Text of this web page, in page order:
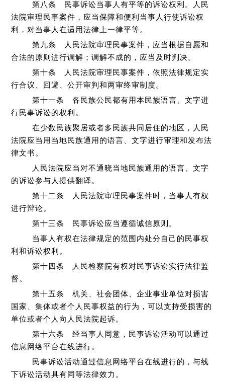
第八条 民事诉讼当事人有平等的诉讼权利。人民
法院审理民事案件，应当保障和便利当事人行使诉讼权
利，对当事人在适用法律上一律平等。
第九条 人民法院审理民事案件，应当根据自愿和
合法的原则进行调解；调解不成的，应当及时判决。
第十条 人民法院审理民事案件，依照法律规定实
行合议、回避、公开审判和两审终审制度。
第十一条 各民族公民都有用本民族语言、文字进
行民事诉讼的权利。
在少数民族聚居或者多民族共同居住的地区，人民
法院应当用当地民族通用的语言、文字进行审理和发布法
律文书。
人民法院应当对不通晓当地民族通用的语言、文字
的诉讼参与人提供翻译。
第十二条 人民法院审理民事案件时，当事人有权
进行辩论。
第十三条 民事诉讼应当遵循诚信原则。
当事人有权在法律规定的范围内处分自己的民事权
利和诉讼权利。
第十四条 人民检察院有权对民事诉讼实行法律监
督。
第十五条 机关、社会团体、企业事业单位对损害
国家、集体或者个人民事权益的行为，可以支持受损害的
单位或者个人向人民法院起诉。
第十六条 经当事人同意，民事诉讼活动可以通过
信息网络平台在线进行。
民事诉讼活动通过信息网络平台在线进行的，与线
下诉讼活动具有同等法律效力。